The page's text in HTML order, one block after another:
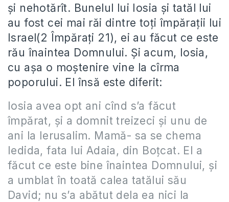
și nehotărît. Bunelul lui Iosia și tatăl lui
au fost cei mai răi dintre toți împărații lui
Israel(2 Împărați 21), ei au făcut ce este
rău înaintea Domnului. Și acum, Iosia,
cu așa o moștenire vine la cîrma
poporului. El însă este diferit:
Iosia avea opt ani cînd s’a făcut
împărat, şi a domnit treizeci şi unu de
ani la Ierusalim. Mamă- sa se chema
Iedida, fata lui Adaia, din Boţcat. El a
făcut ce este bine înaintea Domnului, şi
a umblat în toată calea tatălui său
David; nu s’a abătut dela ea nici la